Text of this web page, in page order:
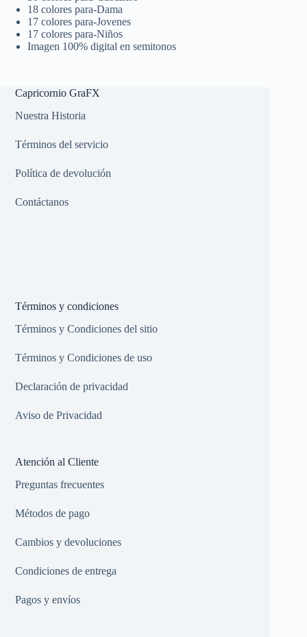
18 colores para-Dama
17 colores para-Jovenes
17 colores para-Niños
Imagen 100% digital en semitonos
Capricornio GraFX
Nuestra Historia
Términos del servicio
Política de devolución
Contáctanos
Términos y condiciones
Términos y Condiciones del sitio
Términos y Condiciones de uso
Declaración de privacidad
Aviso de Privacidad
Atención al Cliente
Preguntas frecuentes
Métodos de pago
Cambios y devoluciones
Condiciones de entrega
Pagos y envíos